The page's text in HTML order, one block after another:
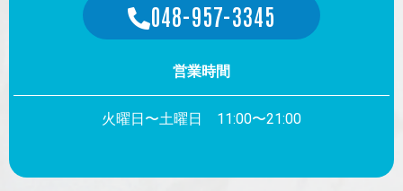
048-957-3345
営業時間
火曜日〜土曜日 11:00〜21:00